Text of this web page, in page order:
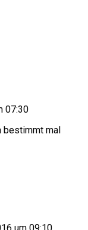
07:30
bestimmt mal